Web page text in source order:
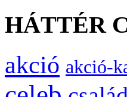
HÁTTÉR
akció akció-